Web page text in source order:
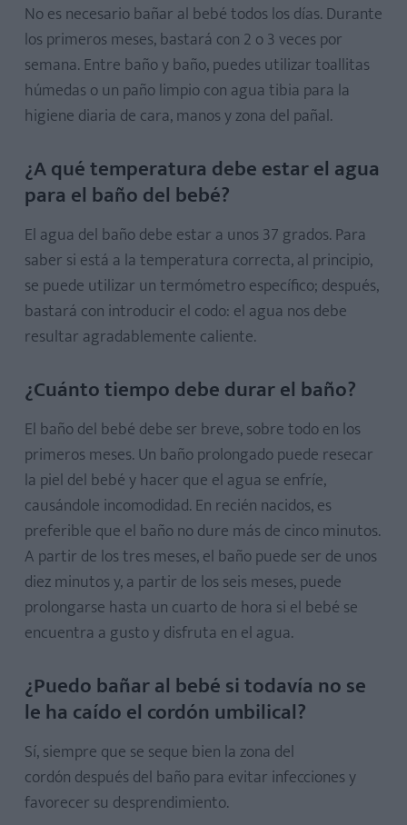
No es necesario bañar al bebé todos los días. Durante
los primeros meses, bastará con 2 o 3 veces por
semana. Entre baño y baño, puedes utilizar toallitas
húmedas o un paño limpio con agua tibia para la
higiene diaria de cara, manos y zona del pañal.
¿A qué temperatura debe estar el agua
para el baño del bebé?
El agua del baño debe estar a unos 37 grados. Para
saber si está a la temperatura correcta, al principio,
se puede utilizar un termómetro específico; después,
bastará con introducir el codo: el agua nos debe
resultar agradablemente caliente.
¿Cuánto tiempo debe durar el baño?
El baño del bebé debe ser breve, sobre todo en los
primeros meses. Un baño prolongado puede resecar
la piel del bebé y hacer que el agua se enfríe,
causándole incomodidad. En recién nacidos, es
preferible que el baño no dure más de cinco minutos.
A partir de los tres meses, el baño puede ser de unos
diez minutos y, a partir de los seis meses, puede
prolongarse hasta un cuarto de hora si el bebé se
encuentra a gusto y disfruta en el agua.
¿Puedo bañar al bebé si todavía no se
le ha caído el cordón umbilical?
Sí, siempre que se seque bien la zona del
cordón después del baño para evitar infecciones y
favorecer su desprendimiento.